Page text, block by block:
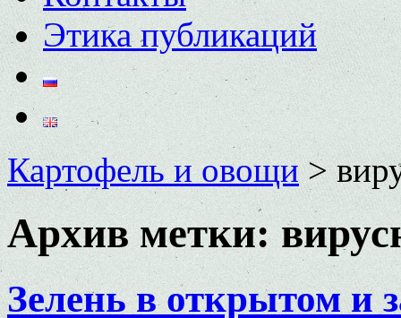
Этика публикаций
Картофель и овощи>
Архив метки:
Зелень в открытом и